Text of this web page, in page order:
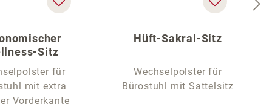
Sitz
für
mit extra
Vorderkante
Hüft-Sakral-Sitz
Wechselpolster für
Bürostuhl mit Sattelsitz